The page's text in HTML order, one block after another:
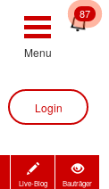
87
Login
Menu
Live-Blog Bauträger